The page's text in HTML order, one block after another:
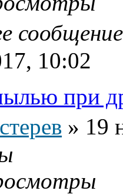
10:02
при
» 19